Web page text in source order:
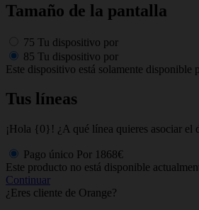
Tamaño de la pantalla
75 Tu dispositivo por
85 Tu dispositivo por
Este dispositivo está solamente disponible
Tus líneas
¡Hola {0}! ¿A qué línea quieres asociar el
Pago único Por 1868€
Este producto no está disponible
Continuar
¿Eres cliente de Orange?